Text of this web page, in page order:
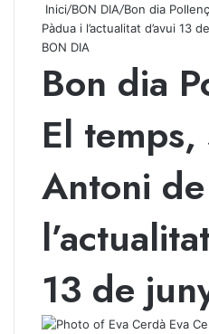
Inici/BON DIA/Bon dia
Pàdua i l’actualitat d’avui 13
BON DIA
Bon dia
El temps,
Antoni
13 de
Eva